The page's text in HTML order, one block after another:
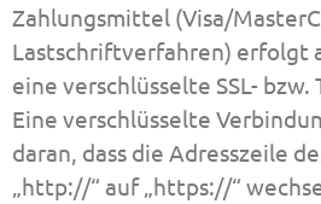
Zahlungsmittel (Visa/
Lastschriftverfahren) erfolgt
eine verschlüsselte SSL- bzw.
Eine verschlüsselte
daran, dass die Adresszeile
„http://“ auf „https://“